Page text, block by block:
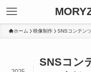
ホーム 映像制作 SNSコンテン
SNSコン